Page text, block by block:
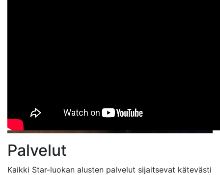
Palvelut
Kaikki Star-luokan alusten palvelut sijaitsevat kätevästi